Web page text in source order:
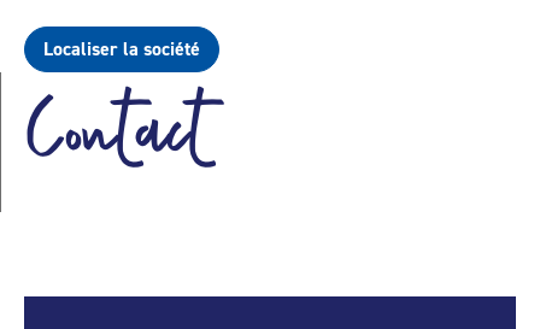
Localiser la société
Contact